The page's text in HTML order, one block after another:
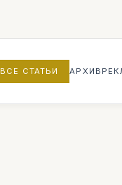
ВСЕ СТАТЬИ АРХИВ